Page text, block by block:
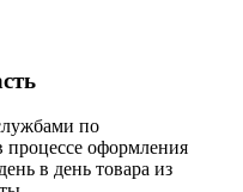
по
процессе оформления
в день товара из